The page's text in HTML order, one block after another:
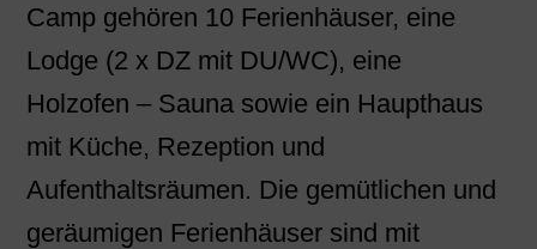
Camp gehören 10 Ferienhäuser, eine
Lodge (2 x DZ mit DU/WC), eine
Holzofen – Sauna sowie ein Haupthaus
mit Küche, Rezeption und
Aufenthaltsräumen. Die gemütlichen und
geräumigen Ferienhäuser sind mit